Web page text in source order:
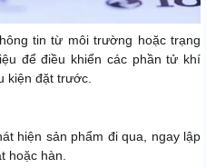
tin từ môi trường hoặc trạng
để điều khiển các phần tử khí
kiện đặt trước.
hiện sản phẩm đi qua, ngay lập
hoặc hàn.